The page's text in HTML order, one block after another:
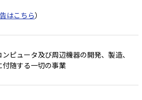
はこちら）
ピュータ及び周辺機器の開発、製造、
付随する一切の事業